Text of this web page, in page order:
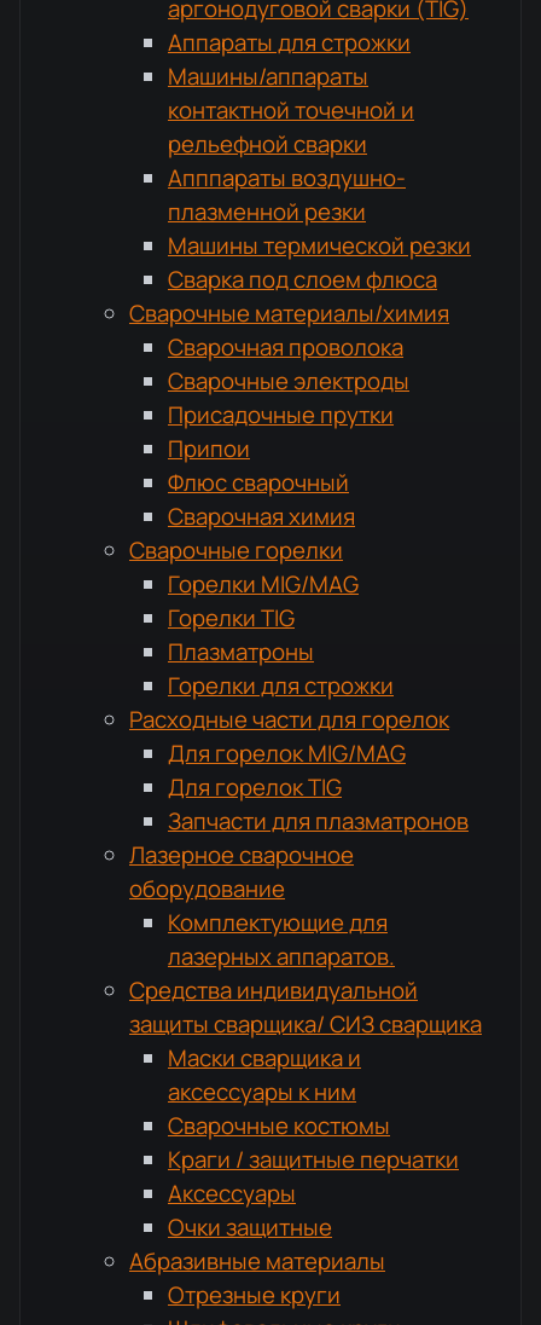
аргонодуговой сварки (TIG)
Аппараты для строжки
Машины/аппараты
контактной точечной и
рельефной сварки
Апппараты воздушно-
плазменной резки
Машины термической резки
Сварка под слоем флюса
Сварочные материалы/химия
Сварочная проволока
Сварочные электроды
Присадочные прутки
Припои
Флюс сварочный
Сварочная химия
Сварочные горелки
Горелки MIG/MAG
Горелки TIG
Плазматроны
Горелки для строжки
Расходные части для горелок
Для горелок MIG/MAG
Для горелок TIG
Запчасти для плазматронов
Лазерное сварочное
оборудование
Комплектующие для
лазерных аппаратов.
Средства индивидуальной
защиты сварщика/ СИЗ сварщика
Маски сварщика и
аксессуары к ним
Сварочные костюмы
Краги / защитные перчатки
Аксессуары
Очки защитные
Абразивные материалы
Отрезные круги